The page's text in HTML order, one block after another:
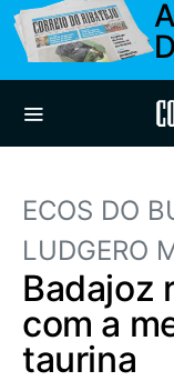
ECOS DO
LUDGERO
Badajoz
com a
taurina